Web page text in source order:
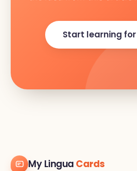
Start learning
My Lingua Cards